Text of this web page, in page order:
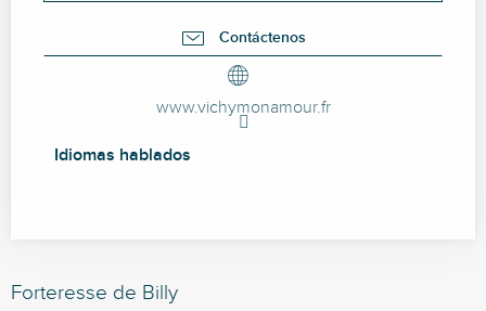
Contáctenos
www.vichymonamour.fr
Idiomas hablados
Idiomas hablados
Forteresse de Billy